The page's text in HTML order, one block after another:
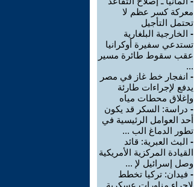
معركة كسر عظم لا
تحتمل التأجيل
- الخارجية البلغارية
تستدعي سفيرة أوكرانيا
عقب سقوط طائرة مسير
...
- انفجار خط غاز في مصر
يدفع لإجراءات طارئة
وإغلاق محطات مياه
- دراسة: السكر قد يكون
أحد العوامل الرئيسية في
تطور الدماغ الب ...
- البث العبرية: قائد
القيادة المركزية الأمريكية
وصل إسرائيل لإ ...
- فيدان: تركيا تخطط
لإجراء مناورات عسكرية